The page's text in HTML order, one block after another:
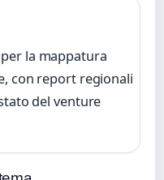
la mappatura
con report regionali
del venture